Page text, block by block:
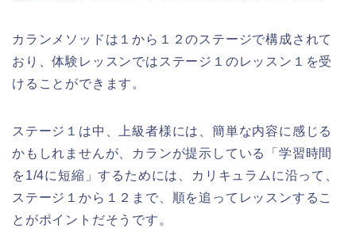
カランメソッドは１から１２のステージで構成されて
おり、体験レッスンではステージ１のレッスン１を受
けることができます。
ステージ１は中、上級者様には、簡単な内容に感じる
かもしれませんが、カランが提示している「学習時間
を1/4に短縮」するためには、カリキュラムに沿って、
ステージ１から１２まで、順を追ってレッスンするこ
とがポイントだそうです。